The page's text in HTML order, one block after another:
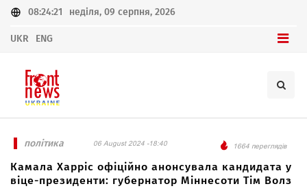
08:24:21 неділя, 09 серпня, 2026
UKR ENG
політика 06 August 2024 -18:40 1664 переглядів
Камала Харріс офіційно анонсувала кандидата у
віце-президенти: губернатор Міннесоти Тім Волз